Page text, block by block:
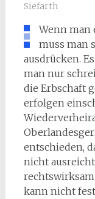
Siefarth
Wenn man
muss man
ausdrücken.
man nur
die Erbschaft
erfolgen
entschieden,
nicht
kann nicht